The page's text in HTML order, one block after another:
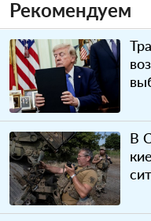
Рекомендуем
В